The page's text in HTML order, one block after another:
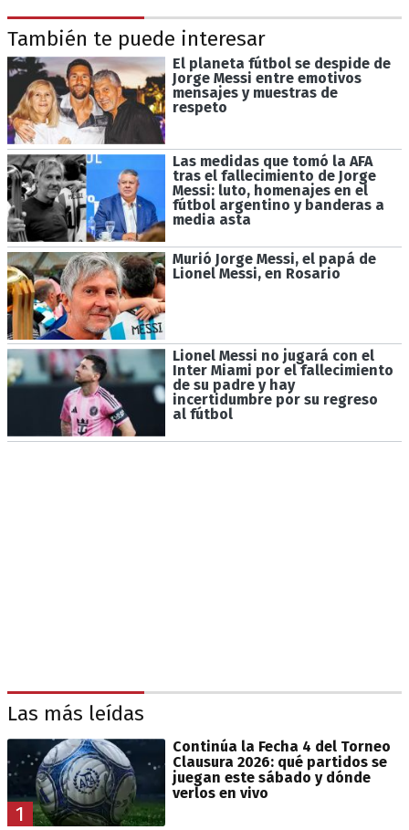
También te puede interesar
El planeta fútbol se despide de
Jorge Messi entre emotivos
mensajes y muestras de
respeto
Las medidas que tomó la AFA
tras el fallecimiento de Jorge
Messi: luto, homenajes en el
fútbol argentino y banderas a
media asta
Murió Jorge Messi, el papá de
Lionel Messi, en Rosario
Lionel Messi no jugará con el
Inter Miami por el fallecimiento
de su padre y hay
incertidumbre por su regreso
al fútbol
Las más leídas
1
Continúa la Fecha 4 del Torneo
Clausura 2026: qué partidos se
juegan este sábado y dónde
verlos en vivo